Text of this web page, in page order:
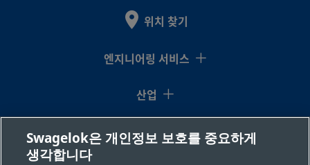
위치 찾기
엔지니어링 서비스
산업
지식센터
Swagelok은 개인정보 보호를 중요하게
생각합니다